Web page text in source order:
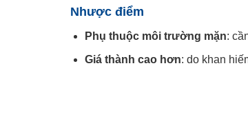
Nhược điểm
Phụ thuộc môi trường mặn:
Giá thành cao hơn: do khan